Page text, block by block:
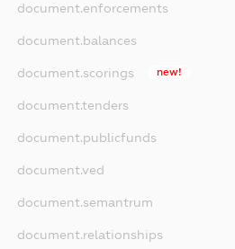
document.enforcements
document.balances
document.scorings new!
document.tenders
document.publicfunds
document.ved
document.semantrum
document.relationships